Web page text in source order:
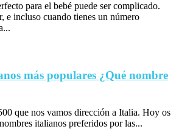
para el bebé puede ser complicado.
e incluso cuando tienes un número
más populares ¿Qué nombre
que nos vamos dirección a Italia. Hoy os
italianos preferidos por las...